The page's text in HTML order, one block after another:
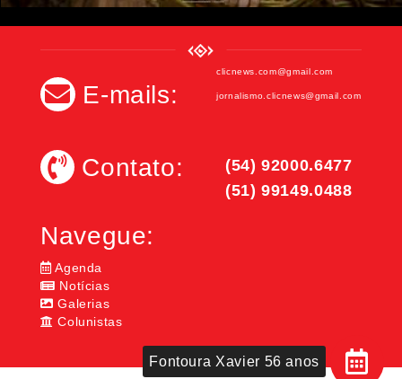
E-mails:
clicnews.com@gmail.com
jornalismo.clicnews@gmail.com
Contato:
(54) 92000.6477
(51) 99149.0488
Navegue:
Agenda
Notícias
Galerias
Colunistas
Fontoura Xavier 56 anos